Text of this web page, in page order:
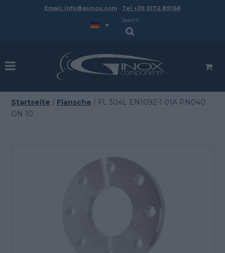
Email: info@giinox.com - Tel +39 0172.89168
Search
Startseite / Flansche / FL 304L EN1092-1 01A PN040
DN 10